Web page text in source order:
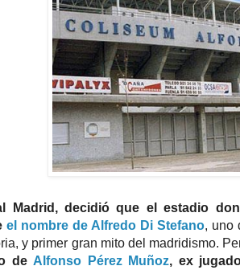
Madrid, decidió que el estadio
el nombre de Alfredo Di Stefano, uno
y primer gran mito del madridismo.
de Alfonso Pérez Muñoz, ex